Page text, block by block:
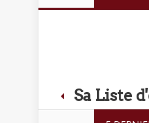
Sa Liste